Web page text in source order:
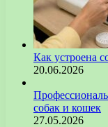
Как устроена
20.06.2026
собак и кошек
27.05.2026